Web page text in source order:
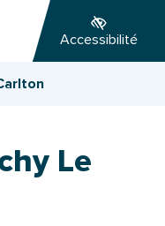
Accessibilité
Le